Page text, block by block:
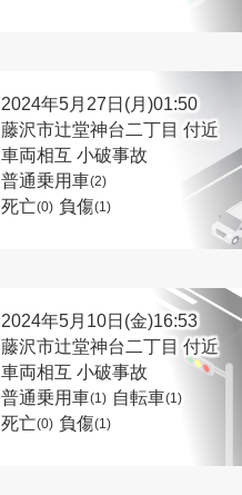
2024年5月27日(月)01:50
藤沢市辻堂神台二丁目 付近
車両相互 小破事故
普通乗用車(2)
死亡(0) 負傷(1)
2024年5月10日(金)16:53
藤沢市辻堂神台二丁目 付近
車両相互 小破事故
普通乗用車(1) 自転車(1)
死亡(0) 負傷(1)